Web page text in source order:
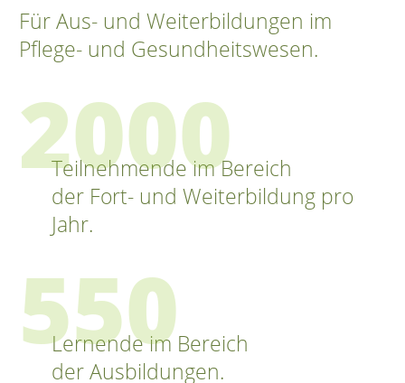
Für Aus- und Weiterbildungen im
Pflege- und Gesundheitswesen.
2000
Teilnehmende im Bereich
der Fort- und Weiterbildung pro
Jahr.
550
Lernende im Bereich
der Ausbildungen.